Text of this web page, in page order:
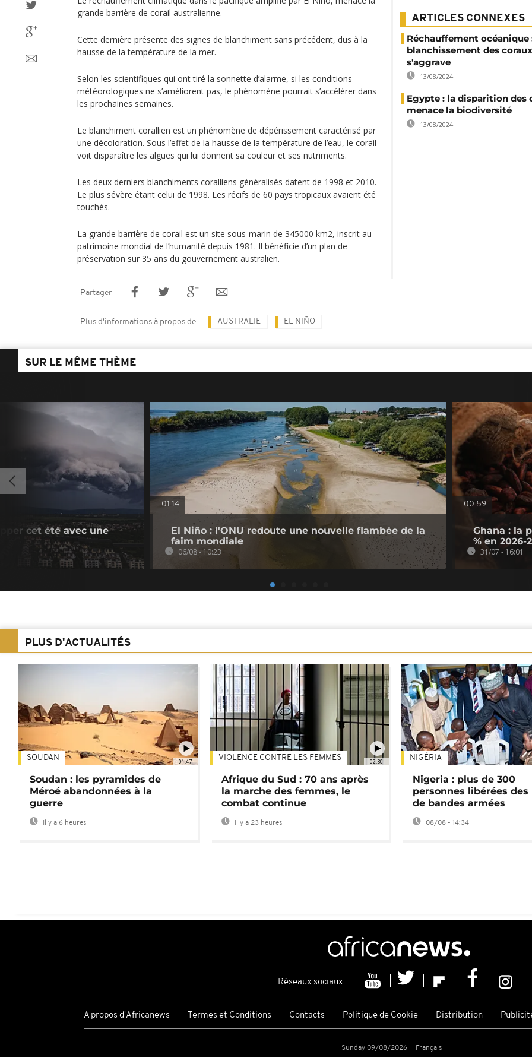
grande barrière de corail australienne.
Cette dernière présente des signes de blanchiment sans précédent, dus à la
hausse de la température de la mer.
Selon les scientifiques qui ont tiré la sonnette d’alarme, si les conditions
météorologiques ne s’améliorent pas, le phénomène pourrait s’accélérer dans
les prochaines semaines.
Le blanchiment corallien est un phénomène de dépérissement caractérisé par
une décoloration. Sous l’effet de la hausse de la température de l’eau, le corail
voit disparaître les algues qui lui donnent sa couleur et ses nutriments.
Les deux derniers blanchiments coralliens généralisés datent de 1998 et 2010.
Le plus sévère étant celui de 1998. Les récifs de 60 pays tropicaux avaient été
touchés.
La grande barrière de corail est un site sous-marin de 345000 km2, inscrit au
patrimoine mondial de l’humanité depuis 1981. Il bénéficie d’un plan de
préservation sur 35 ans du gouvernement australien.
ARTICLES CONNEXES
Réchauffement océanique
blanchissement des coraux
s'aggrave
13/08/2024
Egypte : la disparition des
menace la biodiversité
13/08/2024
Partager
Plus d'informations à propos de AUSTRALIE EL NIÑO
SUR LE MÊME THÈME
cet été avec une
01:14
El Niño : l'ONU redoute une nouvelle flambée de la
faim mondiale
06/08 - 10:23
00:59
Ghana : la
% en 2026-
31/07 - 16:01
PLUS D'ACTUALITÉS
01:47
SOUDAN
Soudan : les pyramides de
Méroé abandonnées à la
guerre
Il y a 6 heures
02:30
VIOLENCE CONTRE LES FEMMES
Afrique du Sud : 70 ans après
la marche des femmes, le
combat continue
Il y a 23 heures
NIGÉRIA
Nigeria : plus de 300
personnes libérées des
de bandes armées
08/08 - 14:34
Réseaux sociaux
A propos d'Africanews Termes et Conditions Contacts Politique de Cookie Distribution
Sunday 09/08/2026